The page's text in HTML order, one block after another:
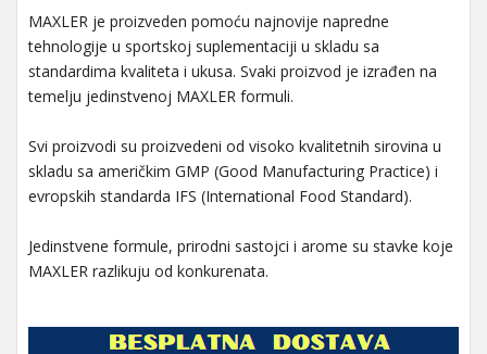
MAXLER je proizveden pomoću najnovije napredne
tehnologije u sportskoj suplementaciji u skladu sa
standardima kvaliteta i ukusa. Svaki proizvod je izrađen na
temelju jedinstvenoj MAXLER formuli.
Svi proizvodi su proizvedeni od visoko kvalitetnih sirovina u
skladu sa američkim GMP (Good Manufacturing Practice) i
evropskih standarda IFS (International Food Standard).
Jedinstvene formule, prirodni sastojci i arome su stavke koje
MAXLER razlikuju od konkurenata.